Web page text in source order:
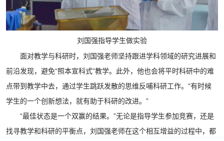
刘国强指导学生做实验
面对教学与科研时，刘国强老师坚持跟进学科领域的研究进展和
前沿发现，避免“照本宣科式”教学。此外，他也会将平时科研中的难
点带到教学中去，通过学生跳跃发散的思维反哺科研工作。“有时候
学生的一个创新想法，就有助于科研的改进。”
“最佳状态是一个双赢的结果。”无论是指导学生参加竞赛，还是
找寻教学和科研的平衡点，刘国强老师在这个相互增益的过程中，都